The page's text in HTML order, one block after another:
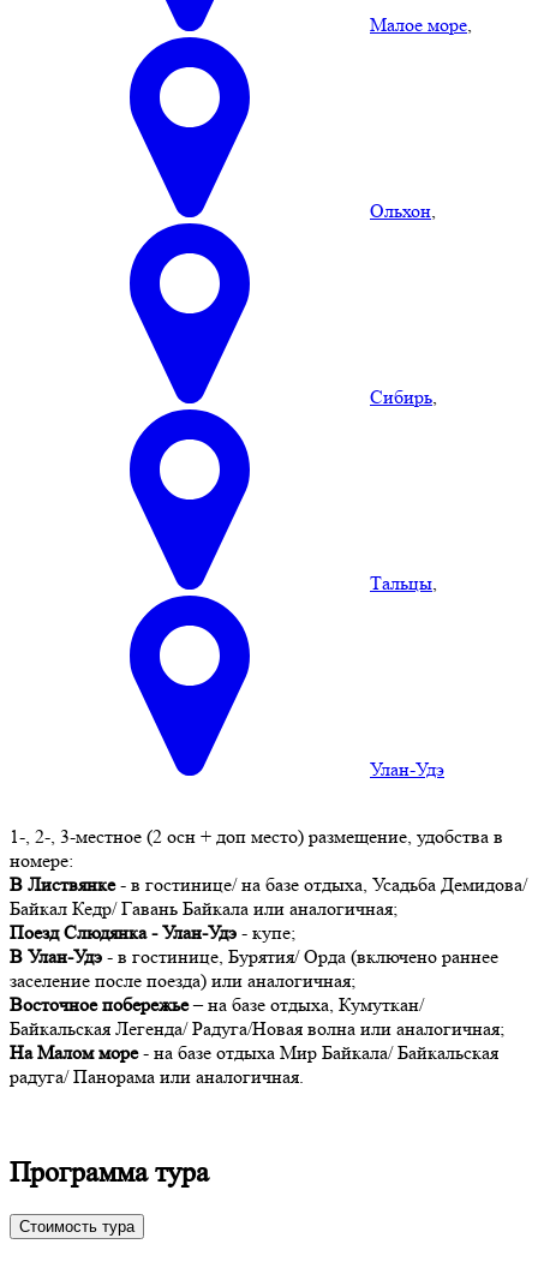
Малое море,
Ольхон,
Сибирь,
Тальцы,
Улан-Удэ
1-, 2-, 3-местное (2 осн + доп место) размещение, удобства в
номере:
В Листвянке- в гостинице/ на базе отдыха, Усадьба Демидова/
Байкал Кедр/ Гавань Байкала или аналогичная;
Поезд Слюдянка - Улан-Удэ - купе;
В Улан-Удэ - в гостинице, Бурятия/ Орда (включено раннее
заселение после поезда) или аналогичная;
Восточное побережье– на базе отдыха, Кумуткан/
Байкальская Легенда/ Радуга/Новая волна или аналогичная;
На Малом море- на базе отдыха Мир Байкала/ Байкальская
радуга/ Панорама или аналогичная.
Программа тура
Стоимость тура